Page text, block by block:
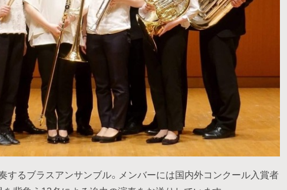
するブラスアンサンブル。メンバーには国内外コンクール入賞者